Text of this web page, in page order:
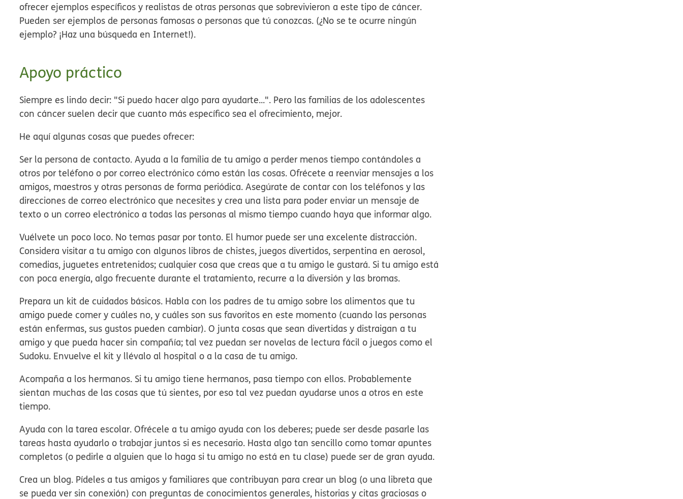
ofrecer ejemplos específicos y realistas de otras personas que sobrevivieron a este tipo de cáncer.
Pueden ser ejemplos de personas famosas o personas que tú conozcas. (¿No se te ocurre ningún
ejemplo? ¡Haz una búsqueda en Internet!).
Apoyo práctico
Siempre es lindo decir: "Si puedo hacer algo para ayudarte...". Pero las familias de los adolescentes
con cáncer suelen decir que cuanto más específico sea el ofrecimiento, mejor.
He aquí algunas cosas que puedes ofrecer:
Ser la persona de contacto.Ayuda a la familia de tu amigo a perder menos tiempo contándoles a
otros por teléfono o por correo electrónico cómo están las cosas. Ofrécete a reenviar mensajes a los
amigos, maestros y otras personas de forma periódica. Asegúrate de contar con los teléfonos y las
direcciones de correo electrónico que necesites y crea una lista para poder enviar un mensaje de
texto o un correo electrónico a todas las personas al mismo tiempo cuando haya que informar algo.
Vuélvete un poco loco. No temas pasar por tonto. El humor puede ser una excelente distracción.
Considera visitar a tu amigo con algunos libros de chistes, juegos divertidos, serpentina en aerosol,
comedias, juguetes entretenidos; cualquier cosa que creas que a tu amigo le gustará. Si tu amigo está
con poca energía, algo frecuente durante el tratamiento, recurre a la diversión y las bromas.
Prepara un kit de cuidados básicos. Habla con los padres de tu amigo sobre los alimentos que tu
amigo puede comer y cuáles no, y cuáles son sus favoritos en este momento (cuando las personas
están enfermas, sus gustos pueden cambiar). O junta cosas que sean divertidas y distraigan a tu
amigo y que pueda hacer sin compañía; tal vez puedan ser novelas de lectura fácil o juegos como el
Sudoku. Envuelve el kit y llévalo al hospital o a la casa de tu amigo.
Acompaña a los hermanos. Si tu amigo tiene hermanos, pasa tiempo con ellos. Probablemente
sientan muchas de las cosas que tú sientes, por eso tal vez puedan ayudarse unos a otros en este
tiempo.
Ayuda con la tarea escolar. Ofrécele a tu amigo ayuda con los deberes; puede ser desde pasarle las
tareas hasta ayudarlo o trabajar juntos si es necesario. Hasta algo tan sencillo como tomar apuntes
completos (o pedirle a alguien que lo haga si tu amigo no está en tu clase) puede ser de gran ayuda.
Crea un blog. Pídeles a tus amigos y familiares que contribuyan para crear un blog (o una libreta que
se pueda ver sin conexión) con preguntas de conocimientos generales, historias y citas graciosas o